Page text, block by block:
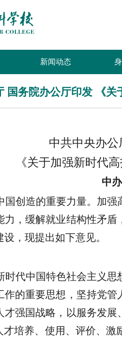
新闻动态
国务院办公厅印发 《关
中共中央办公
《关于加强新时代
中
创造的重要力量。加
，缓解就业结构性矛
，现提出如下意见。
时代中国特色社会主义
的重要思想，坚持党
强国战略，以服务发
才培养、使用、评价、